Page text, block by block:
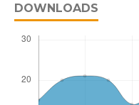
DOWNLOADS